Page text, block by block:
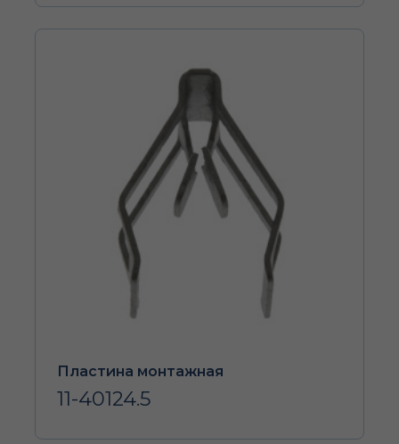
Пластина монтажная
11-40124.5